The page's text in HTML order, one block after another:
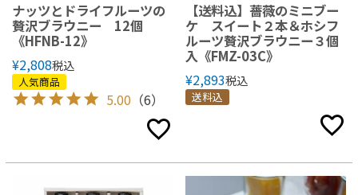
ナッツとドライフルーツの
贅沢ブラウニー 12個
《HFNB-12》
¥2,808税込
人気商品
5.00 （6）
【送料込】薔薇のミニブー
ケ スイート２本＆ホシフ
ルーツ贅沢ブラウニー３個
入《FMZ-03C》
¥2,893税込
送料込